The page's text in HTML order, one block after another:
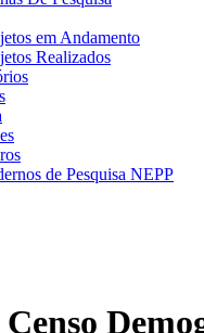
em Andamento
Realizados
de Pesquisa NEPP